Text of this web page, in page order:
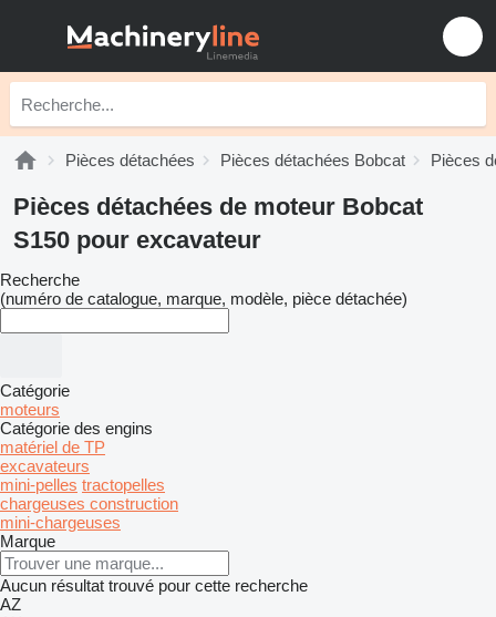
Pièces détachées Pièces détachées Bobcat Pièces
Pièces détachées de moteur Bobcat
S150 pour excavateur
Recherche
(numéro de catalogue, marque, modèle, pièce détachée)
Catégorie
moteurs
Catégorie des engins
matériel de TP
excavateurs
mini-pelles tractopelles
chargeuses construction
mini-chargeuses
Marque
Aucun résultat trouvé pour cette recherche
AZ